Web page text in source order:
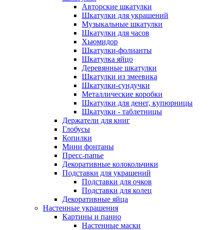
Авторские шкатулки
Шкатулки для украшений
Музыкальные шкатулки
Шкатулки для часов
Хьюмидор
Шкатулки-фолианты
Шкатулка яйцо
Деревянные шкатулки
Шкатулки из змеевика
Шкатулки-сундучки
Металлические коробки
Шкатулки для денег, купюрницы
Шкатулки - таблетницы
Держатели для книг
Глобусы
Копилки
Мини фонтаны
Пресс-папье
Декоративные колокольчики
Подставки для украшений
Подставки для очков
Подставки для колец
Декоративные яйца
Настенные украшения
Картины и панно
Настенные маски